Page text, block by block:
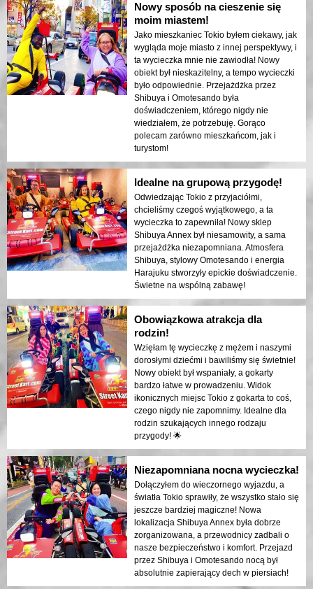
Nowy sposób na cieszenie się
moim miastem!
Jako mieszkaniec Tokio byłem ciekawy, jak
wygląda moje miasto z innej perspektywy, i
ta wycieczka mnie nie zawiodła! Nowy
obiekt był nieskazitelny, a tempo wycieczki
było odpowiednie. Przejażdżka przez
Shibuya i Omotesando była
doświadczeniem, którego nigdy nie
wiedziałem, że potrzebuję. Gorąco
polecam zarówno mieszkańcom, jak i
turystom!
Idealne na grupową przygodę!
Odwiedzając Tokio z przyjaciółmi,
chcieliśmy czegoś wyjątkowego, a ta
wycieczka to zapewniła! Nowy sklep
Shibuya Annex był niesamowity, a sama
przejażdżka niezapomniana. Atmosfera
Shibuya, stylowy Omotesando i energia
Harajuku stworzyły epickie doświadczenie.
Świetne na wspólną zabawę!
Obowiązkowa atrakcja dla
rodzin!
Wzięłam tę wycieczkę z mężem i naszymi
dorosłymi dziećmi i bawiliśmy się świetnie!
Nowy obiekt był wspaniały, a gokarty
bardzo łatwe w prowadzeniu. Widok
ikonicznych miejsc Tokio z gokarta to coś,
czego nigdy nie zapomnimy. Idealne dla
rodzin szukających innego rodzaju
przygody! 🌟
Niezapomniana nocna wycieczka!
Dołączyłem do wieczornego wyjazdu, a
światła Tokio sprawiły, że wszystko stało się
jeszcze bardziej magiczne! Nowa
lokalizacja Shibuya Annex była dobrze
zorganizowana, a przewodnicy zadbali o
nasze bezpieczeństwo i komfort. Przejazd
przez Shibuya i Omotesando nocą był
absolutnie zapierający dech w piersiach!